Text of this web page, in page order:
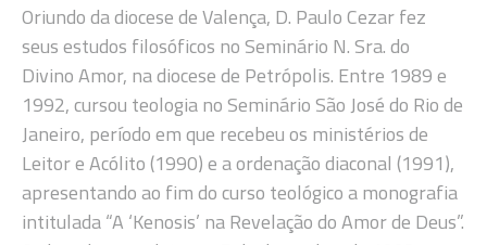
Oriundo da diocese de Valença, D. Paulo Cezar fez
seus estudos filosóficos no Seminário N. Sra. do
Divino Amor, na diocese de Petrópolis. Entre 1989 e
1992, cursou teologia no Seminário São José do Rio de
Janeiro, período em que recebeu os ministérios de
Leitor e Acólito (1990) e a ordenação diaconal (1991),
apresentando ao fim do curso teológico a monografia
intitulada “A ‘Kenosis’ na Revelação do Amor de Deus”.